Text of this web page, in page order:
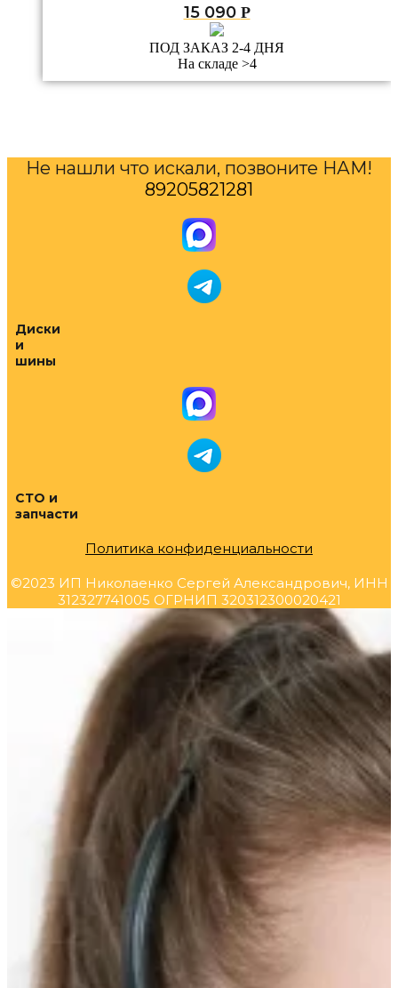
15 090 Р
ПОД ЗАКАЗ 2-4 ДНЯ
На складе >4
Не нашли что искали, позвоните НАМ!
89205821281
Диски
и
шины
СТО и
запчасти
Политика конфиденциальности
©2023 ИП Николаенко Сергей Александрович, ИНН
312327741005 ОГРНИП 320312300020421